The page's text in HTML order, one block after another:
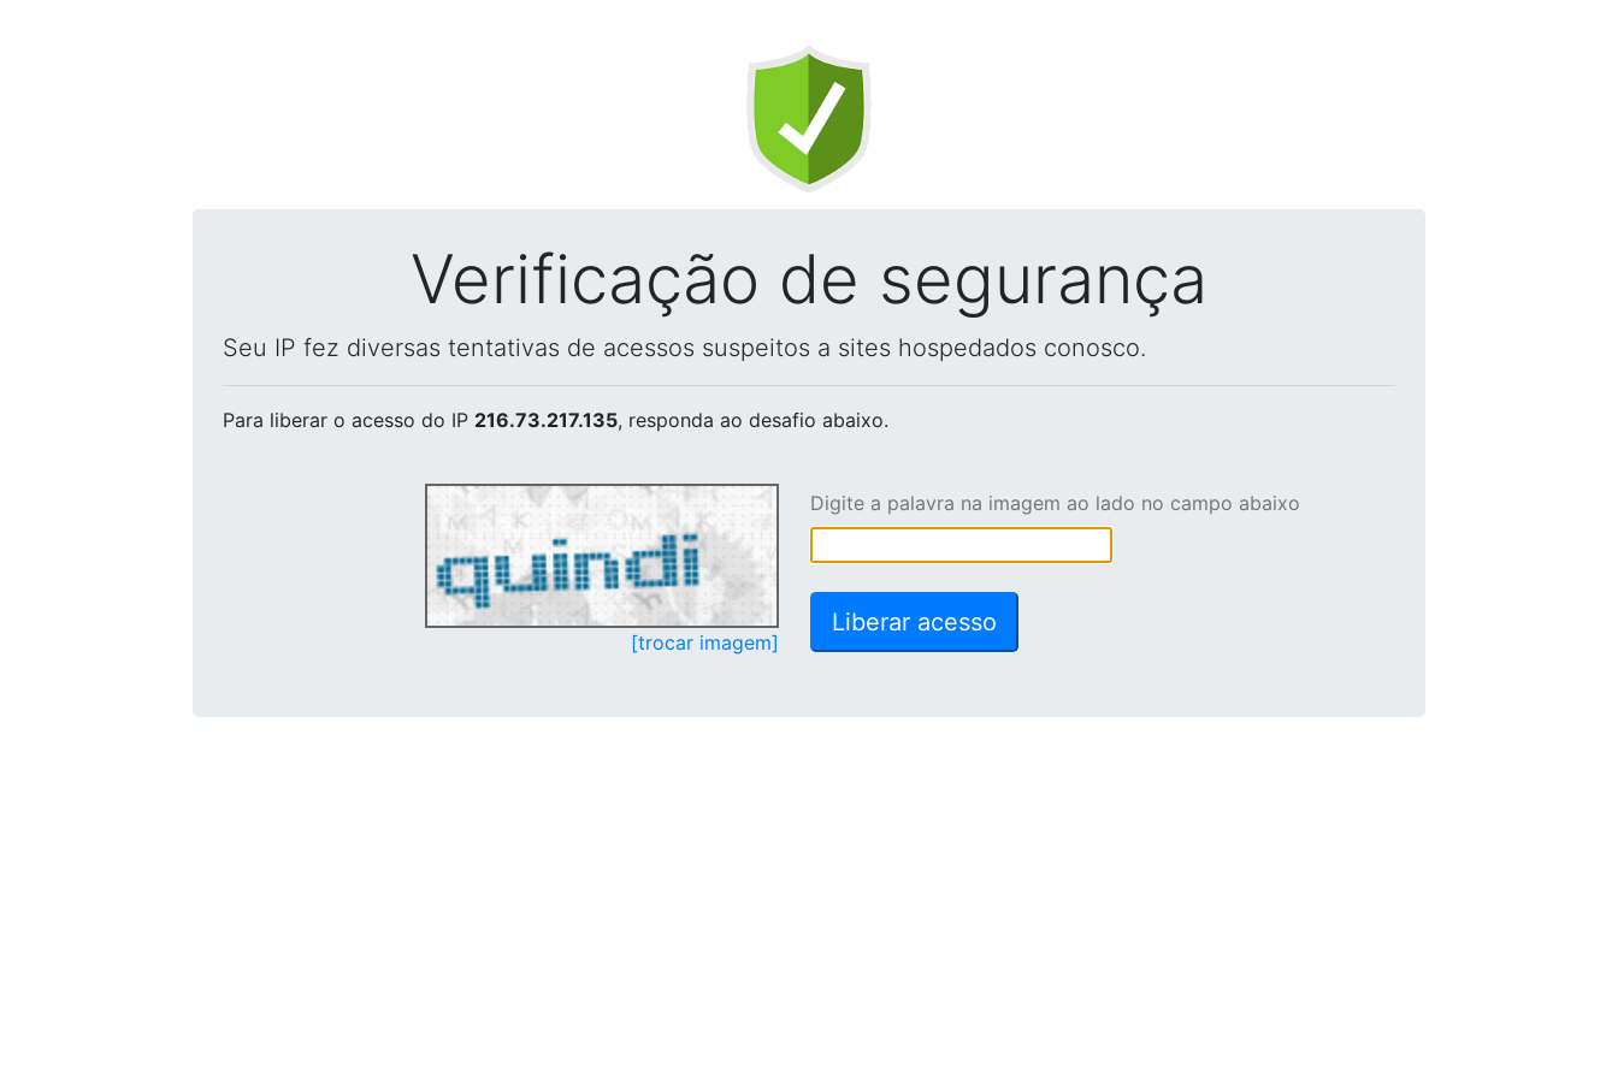
Verificação de segurança
Seu IP fez diversas tentativas de acessos suspeitos a sites hospedados conosco.
Para liberar o acesso do IP 216.73.217.135, responda ao desafio abaixo.
[trocar imagem]
Digite a palavra na imagem ao lado no campo abaixo